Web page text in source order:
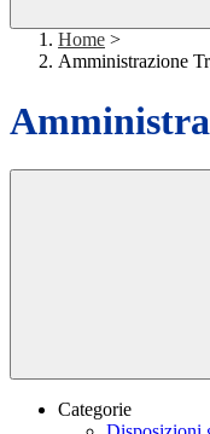
Home >
Amministrazione
Categorie